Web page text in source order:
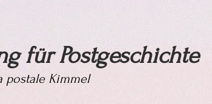
für Postgeschichte
postale Kimmel